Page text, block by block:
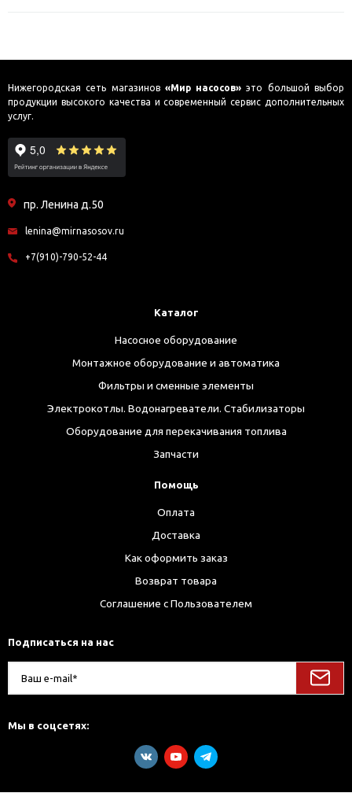
Нижегородская сеть магазинов «Мир насосов» это большой выбор
продукции высокого качества и современный сервис дополнительных
услуг.
пр. Ленина д.50
lenina@mirnasosov.ru
+7(910)-790-52-44
Каталог
Насосное оборудование
Монтажное оборудование и автоматика
Фильтры и сменные элементы
Электрокотлы. Водонагреватели. Стабилизаторы
Оборудование для перекачивания топлива
Запчасти
Помощь
Оплата
Доставка
Как оформить заказ
Возврат товара
Соглашение с Пользователем
Подписаться на нас
Мы в соцсетях: